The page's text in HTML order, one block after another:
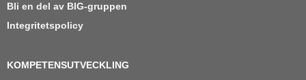
Bli en del av BIG-gruppen
Integritetspolicy
KOMPETENSUTVECKLING